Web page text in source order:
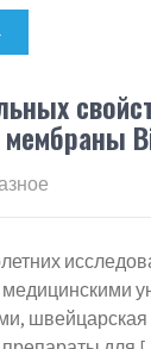
медицинскими